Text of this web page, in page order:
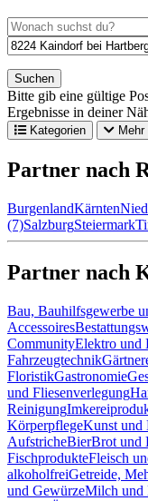
Suchen
Bitte gib eine gültige
Ergebnisse in deiner
Kategorien
Partner nach
BurgenlandKärnten
(7)SalzburgSteiermark
Partner nach
Bau, Bauhilfsgewerbe
Accessoires
CommunityElektro und
Fahrzeugtechnik
FloristikGastronomie
und Fliesenverlegung
Reinigung
KörperpflegeKunst und
AufstricheBierBrot und
FischprodukteFleisch
alkoholfreiGetreide,
und GewürzeMilch und